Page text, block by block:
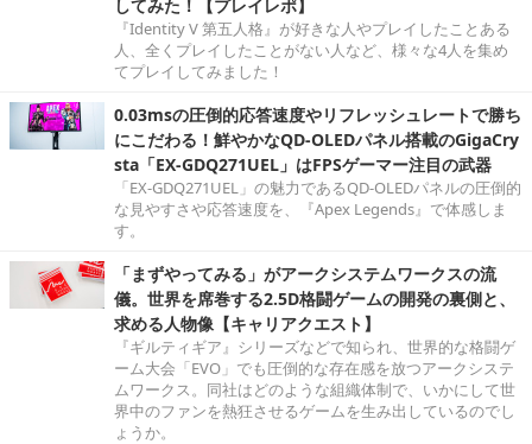
してみた！【プレイレポ】
『Identity V 第五人格』が好きな人やプレイしたことある
人、全くプレイしたことがない人など、様々な4人を集め
てプレイしてみました！
0.03msの圧倒的応答速度やリフレッシュレートで勝ち
にこだわる！鮮やかなQD-OLEDパネル搭載のGigaCry
sta「EX-GDQ271UEL」はFPSゲーマー注目の武器
「EX-GDQ271UEL」の魅力であるQD-OLEDパネルの圧倒的
な見やすさや応答速度を、『Apex Legends』で体感しま
す。
「まずやってみる」がアークシステムワークスの流
儀。世界を席巻する2.5D格闘ゲームの開発の裏側と、
求める人物像【キャリアクエスト】
『ギルティギア』シリーズなどで知られ、世界的な格闘ゲ
ーム大会「EVO」でも圧倒的な存在感を放つアークシステ
ムワークス。同社はどのような組織体制で、いかにして世
界中のファンを熱狂させるゲームを生み出しているのでし
ょうか。